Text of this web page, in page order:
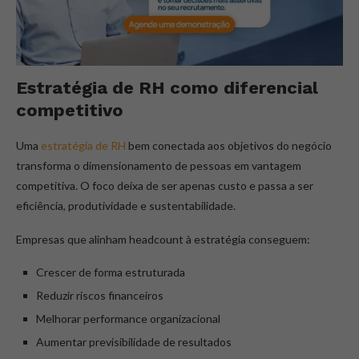
Estratégia de RH como diferencial
competitivo
Uma estratégia de RH bem conectada aos objetivos do negócio
transforma o dimensionamento de pessoas em vantagem
competitiva. O foco deixa de ser apenas custo e passa a ser
eficiência, produtividade e sustentabilidade.
Empresas que alinham headcount à estratégia conseguem:
Crescer de forma estruturada
Reduzir riscos financeiros
Melhorar performance organizacional
Aumentar previsibilidade de resultados